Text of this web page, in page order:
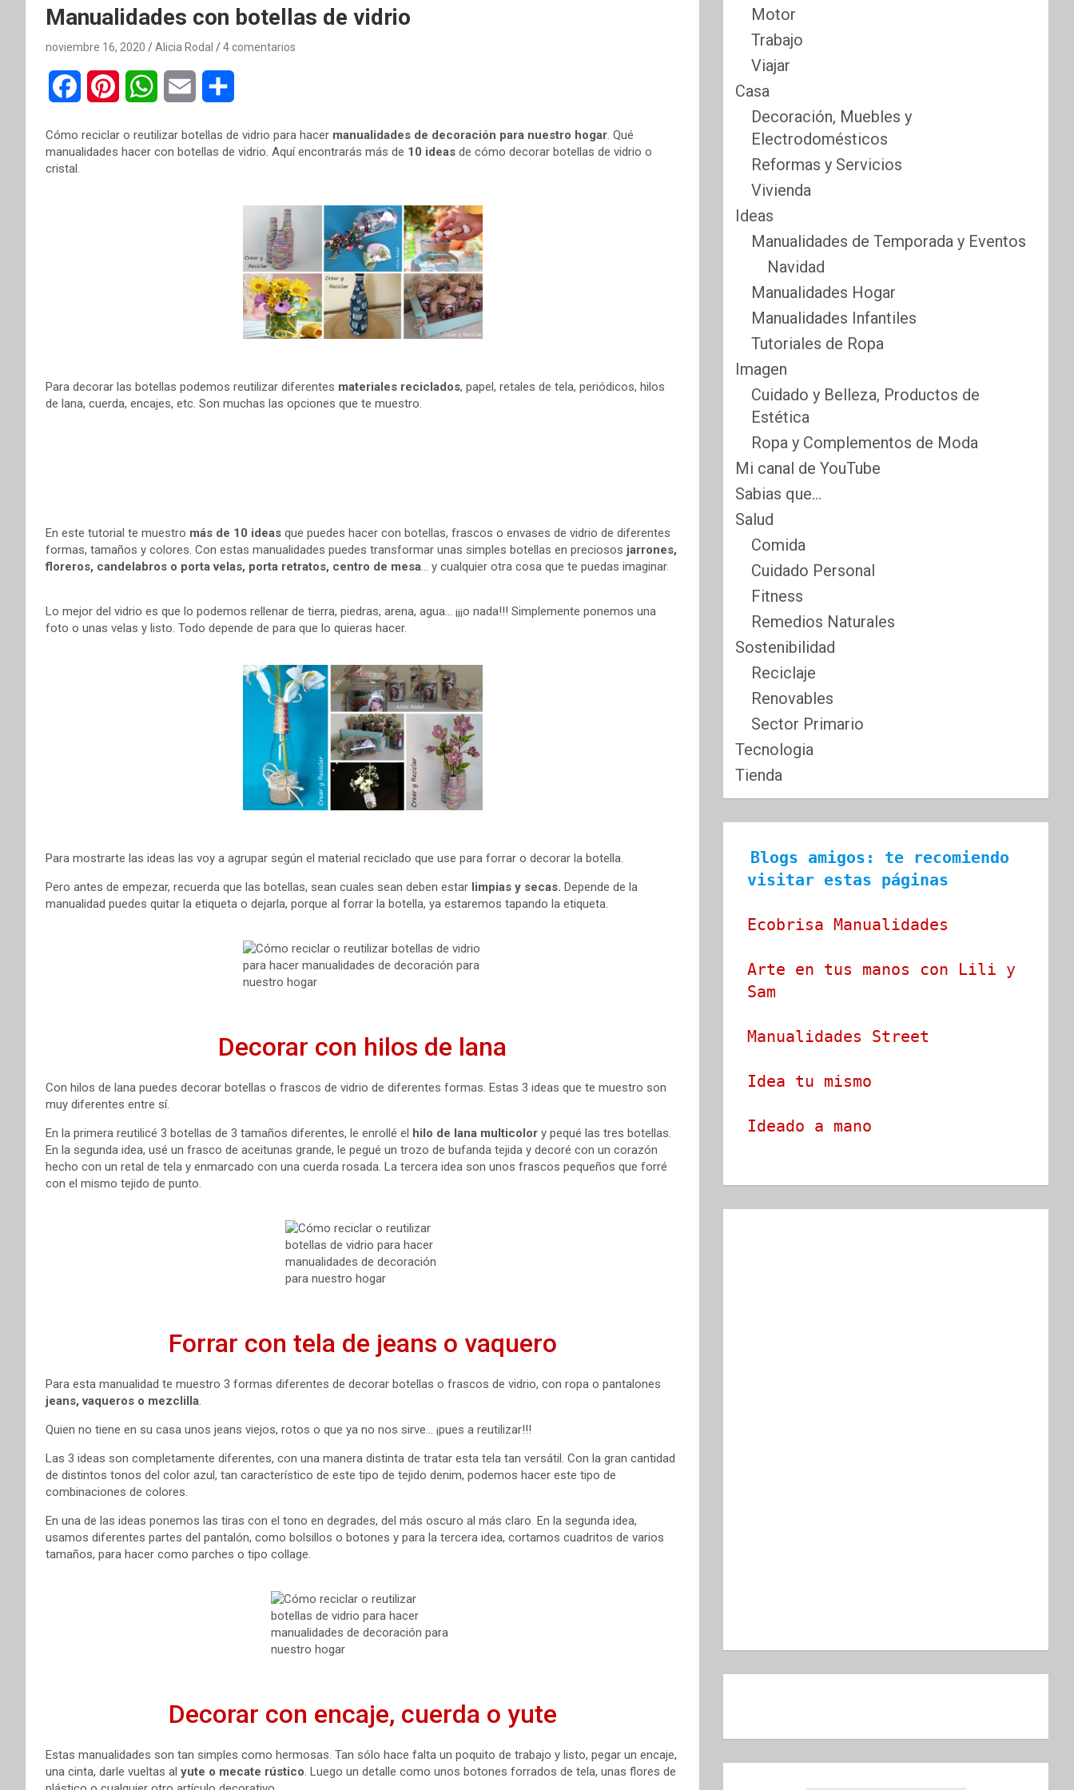
Manualidades con botellas de vidrio
noviembre 16, 2020 Alicia Rodal 4 comentarios
c n a a m
Cómo reciclar o reutilizar botellas de vidrio para hacer manualidades de decoración para nuestro hogar. Qué
manualidades hacer con botellas de vidrio. Aquí encontrarás más de 10 ideas de cómo decorar botellas de vidrio o
cristal.
Para decorar las botellas podemos reutilizar diferentes materiales reciclados, papel, retales de tela, periódicos, hilos
de lana, cuerda, encajes, etc. Son muchas las opciones que te muestro.
En este tutorial te muestro más de 10 ideas que puedes hacer con botellas, frascos o envases de vidrio de diferentes
formas, tamaños y colores. Con estas manualidades puedes transformar unas simples botellas en preciosos jarrones,
floreros, candelabros o porta velas, porta retratos, centro de mesa… y cualquier otra cosa que te puedas imaginar.
Lo mejor del vidrio es que lo podemos rellenar de tierra, piedras, arena, agua… ¡¡¡o nada!!! Simplemente ponemos una
foto o unas velas y listo. Todo depende de para que lo quieras hacer.
Para mostrarte las ideas las voy a agrupar según el material reciclado que use para forrar o decorar la botella.
Pero antes de empezar, recuerda que las botellas, sean cuales sean deben estar limpias y secas. Depende de la
manualidad puedes quitar la etiqueta o dejarla, porque al forrar la botella, ya estaremos tapando la etiqueta.
Decorar con hilos de lana
Con hilos de lana puedes decorar botellas o frascos de vidrio de diferentes formas. Estas 3 ideas que te muestro son
muy diferentes entre sí.
En la primera reutilicé 3 botellas de 3 tamaños diferentes, le enrollé el hilo de lana multicolor y pequé las tres botellas.
En la segunda idea, usé un frasco de aceitunas grande, le pegué un trozo de bufanda tejida y decoré con un corazón
hecho con un retal de tela y enmarcado con una cuerda rosada. La tercera idea son unos frascos pequeños que forré
con el mismo tejido de punto.
Forrar con tela de jeans o vaquero
Para esta manualidad te muestro 3 formas diferentes de decorar botellas o frascos de vidrio, con ropa o pantalones
jeans, vaqueros o mezclilla.
Quien no tiene en su casa unos jeans viejos, rotos o que ya no nos sirve… ¡pues a reutilizar!!!
Las 3 ideas son completamente diferentes, con una manera distinta de tratar esta tela tan versátil. Con la gran cantidad
de distintos tonos del color azul, tan característico de este tipo de tejido denim, podemos hacer este tipo de
combinaciones de colores.
En una de las ideas ponemos las tiras con el tono en degrades, del más oscuro al más claro. En la segunda idea,
usamos diferentes partes del pantalón, como bolsillos o botones y para la tercera idea, cortamos cuadritos de varios
tamaños, para hacer como parches o tipo collage.
Decorar con encaje, cuerda o yute
Estas manualidades son tan simples como hermosas. Tan sólo hace falta un poquito de trabajo y listo, pegar un encaje,
una cinta, darle vueltas al yute o mecate rústico. Luego un detalle como unos botones forrados de tela, unas flores de
Motor
Trabajo
Viajar
Casa
Decoración, Muebles y
Electrodomésticos
Reformas y Servicios
Vivienda
Ideas
Manualidades de Temporada y Eventos
Navidad
Manualidades Hogar
Manualidades Infantiles
Tutoriales de Ropa
Imagen
Cuidado y Belleza, Productos de
Estética
Ropa y Complementos de Moda
Mi canal de YouTube
Sabias que…
Salud
Comida
Cuidado Personal
Fitness
Remedios Naturales
Sostenibilidad
Reciclaje
Renovables
Sector Primario
Tecnologia
Tienda
Blogs amigos: te recomiendo
visitar estas páginas
Ecobrisa Manualidades
Arte en tus manos con Lili y
Sam
Manualidades Street
Idea tu mismo
Ideado a mano